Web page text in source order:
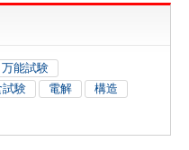
万能試験
試験 電解
構造